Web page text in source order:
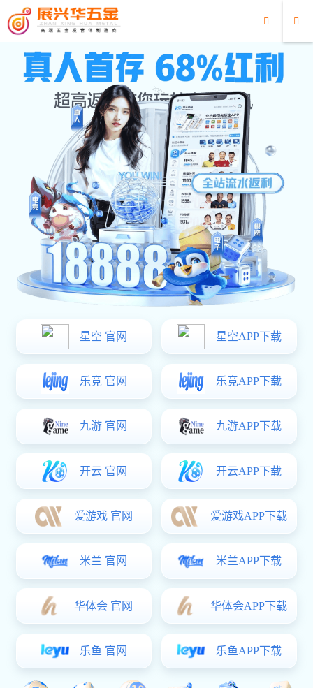
超凡国际
超凡国际:音乐传递柔情，
笛驰慰问暖人心——记笛驰
走进三乡颐养院音乐活动
2023/11/29 5486
11月24日上午10许，超凡国际
非常荣幸地走进了三乡颐养
院，为这里的老人带来了一场
别开生面的音乐活动。超凡国
际 希望通过这样的活动，让老
人们感受到音乐的魅力，同时
也为他们送去一份温暖和关
怀。 一进入颐养院，...
查看全文
关于音乐琴片的知识
2023/08/26
具,儿童,八音琴
查看全文
八音琴小知识
2023/04/08 4772
八音琴是一种古老的音乐玩
具，也是一种适合儿童的乐
器。它通常由一块长方形的木
板或金属板制成，上面有八个
不同的音高。儿童可以用小棒
敲击音片，发出清脆悦耳的音
查看全文
于儿童音乐五金琴片喷油为
什么比喷粉好
2023/04/01 4114